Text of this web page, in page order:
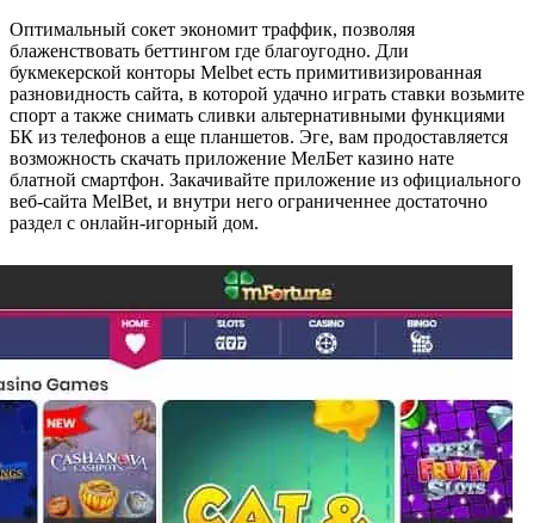
Оптимальный сокет экономит траффик, позволяя
блаженствовать беттингом где благоугодно. Дли
букмекерской конторы Melbet есть примитивизированная
разновидность сайта, в которой удачно играть ставки возьмите
спорт а также снимать сливки альтернативными функциями
БК из телефонов а еще планшетов. Эге, вам продоставляется
возможность скачать приложение МелБет казино нате
блатной смартфон. Закачивайте приложение из официального
веб-сайта MelBet, и внутри него ограниченнее достаточно
раздел с онлайн-игорный дом.